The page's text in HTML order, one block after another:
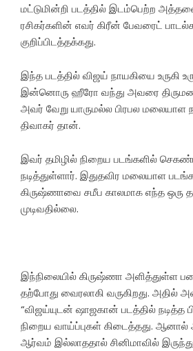
மட்டுமின்றி படத்தில் இடம்பெற்ற
ரசிகர்களின் எவர் கிரீன் பேவரைட்
குறிப்பிடத்தக்கது.
இந்த படத்தில் விஜய் நாயகியை உருகி
இன்னொரு ஹீரோ வந்து அவரை
அவர் வேறு யாருமல்ல பிரபல மலையாள
திவாகர் தான்.
இவர் தமிழில் நிறைய படங்களில்
நடித்துள்ளார். இதுதவிர மலையாள
கிருஷ்ணாவை சமீப காலமாக எந்த ஒரு
முடிவதில்லை.
இந்நிலையில் கிருஷ்ணா அளித்துள்ள
தற்போது வைரலாகி வருகிறது. அதில்
“விஜய்யுடன் ஷாஜகான் படத்தில் நடித்த
நிறைய வாய்ப்புகள் கிடைத்தது. ஆனால்
ஆர்வம் இல்லாததால் சினிமாவில்